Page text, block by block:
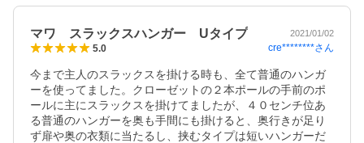
マワ スラックスハンガー Uタイプ 2021/01/02
5.0 cre********さん
今まで主人のスラックスを掛ける時も、全て普通のハンガ
ーを使ってました。クローゼットの２本ポールの手前のポ
ールに主にスラックスを掛けてましたが、４０センチ位あ
る普通のハンガーを奥も手間にも掛けると、奥行きが足り
ず扉や奥の衣類に当たるし、挟むタイプは短いハンガーだ